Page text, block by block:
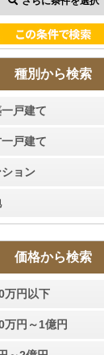
種別から検索
戸建て
戸建て
ョン
価格から検索
万円以下
万円～1億円